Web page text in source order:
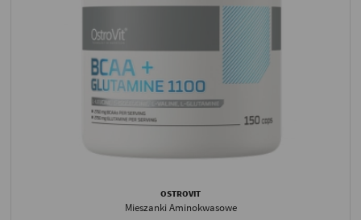
OSTROVIT
Mieszanki Aminokwasowe